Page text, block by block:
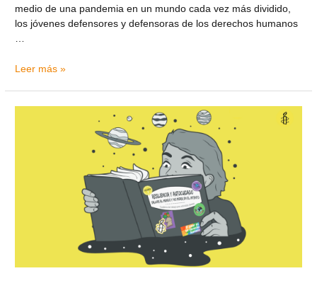
medio de una pandemia en un mundo cada vez más dividido,
los jóvenes defensores y defensoras de los derechos humanos
…
Leer más »